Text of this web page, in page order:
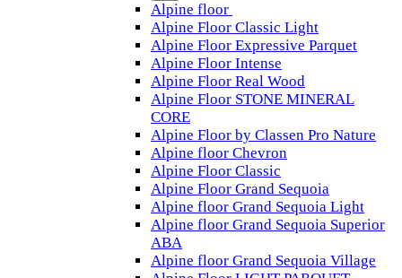
Alpine floor
Alpine Floor Classic Light
Alpine Floor Expressive Parquet
Alpine Floor Intense
Alpine Floor Real Wood
Alpine Floor STONE MINERAL
CORE
Alpine Floor by Classen Pro Nature
Alpine floor Chevron
Alpine Floor Classic
Alpine Floor Grand Sequoia
Alpine floor Grand Sequoia Light
Alpine floor Grand Sequoia Superior
ABA
Alpine floor Grand Sequoia Village